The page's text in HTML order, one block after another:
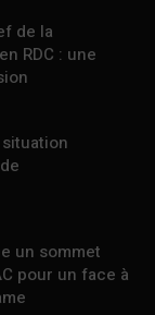
de la
RDC : une
un sommet
pour un face à